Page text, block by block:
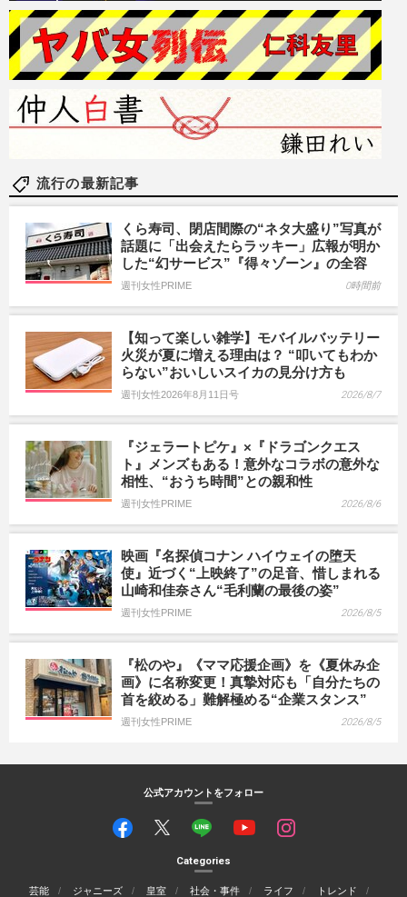
流行の最新記事
くら寿司、閉店間際の“ネタ大盛り”写真が
話題に「出会えたらラッキー」広報が明か
した“幻サービス”『得々ゾーン』の全容
週刊女性PRIME 0時間前
【知って楽しい雑学】モバイルバッテリー
火災が夏に増える理由は？ “叩いてもわか
らない”おいしいスイカの見分け方も
週刊女性2026年8月11日号 2026/8/7
『ジェラートピケ』×『ドラゴンクエス
ト』メンズもある！意外なコラボの意外な
相性、“おうち時間”との親和性
週刊女性PRIME 2026/8/6
映画『名探偵コナン ハイウェイの堕天
使』近づく“上映終了”の足音、惜しまれる
山崎和佳奈さん“毛利蘭の最後の姿”
週刊女性PRIME 2026/8/5
『松のや』《ママ応援企画》を《夏休み企
画》に名称変更！真摯対応も「自分たちの
首を絞める」難解極める“企業スタンス”
週刊女性PRIME 2026/8/5
公式アカウントをフォロー
Categories
芸能 ジャニーズ 皇室 社会・事件 ライフ
トレンド